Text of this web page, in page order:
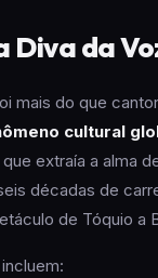
Diva da
mais do que
cultural
extraía a alma
décadas de
de Tóquio a